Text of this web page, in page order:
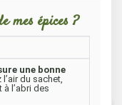
mes épices ?
une bonne
du sachet,
l’abri des